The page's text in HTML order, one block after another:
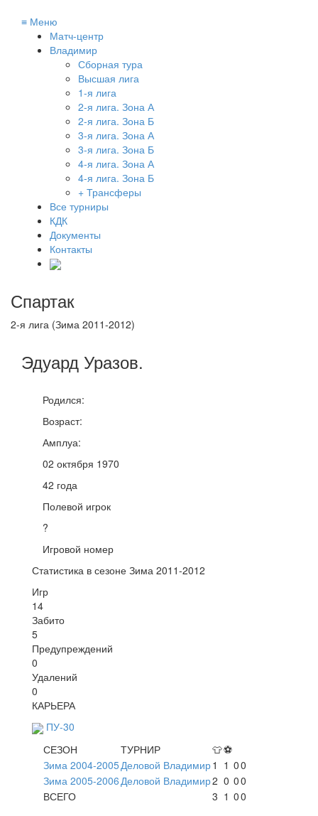
≡ Меню
Матч-центр
Владимир
Сборная тура
Высшая лига
1-я лига
2-я лига. Зона А
2-я лига. Зона Б
3-я лига. Зона А
3-я лига. Зона Б
4-я лига. Зона А
4-я лига. Зона Б
+ Трансферы
Все турниры
КДК
Документы
Контакты
Спартак
2-я лига (Зима 2011-2012)
Эдуард Уразов.
Родился:
Возраст:
Амплуа:
02 октября 1970
42 года
Полевой игрок
?
Игровой номер
Статистика в сезоне Зима 2011-2012
Игр
14
Забито
5
Предупреждений
0
Удалений
0
КАРЬЕРА
ПУ-30
СЕЗОН
ТУРНИР 👕⚽
Зима 2004-2005Деловой Владимир1 1 00
Зима 2005-2006 Деловой Владимир2 0 00
ВСЕГО
3 1 00